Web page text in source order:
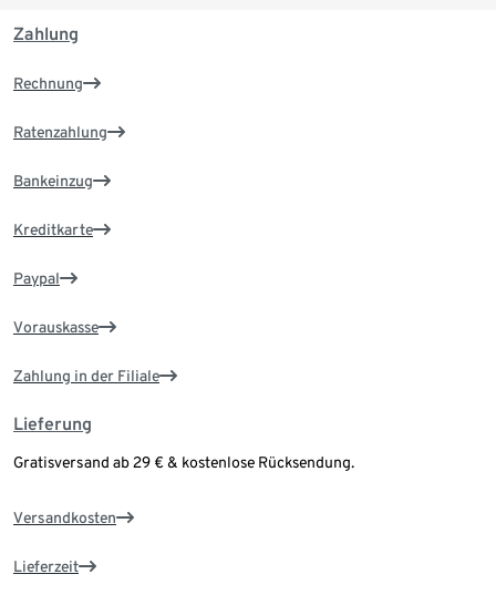
Zahlung
Rechnung
Ratenzahlung
Bankeinzug
Kreditkarte
Paypal
Vorauskasse
Zahlung in der Filiale
Lieferung
Gratisversand ab 29 € & kostenlose Rücksendung.
Versandkosten
Lieferzeit